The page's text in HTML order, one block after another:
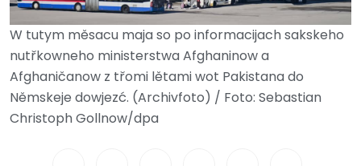
W tutym měsacu maja so po informacijach sakskeho
nutřkowneho ministerstwa Afghaninow a
Afghaničanow z třomi lětami wot Pakistana do
Němskeje dowjezć. (Archivfoto) / Foto: Sebastian
Christoph Gollnow/dpa